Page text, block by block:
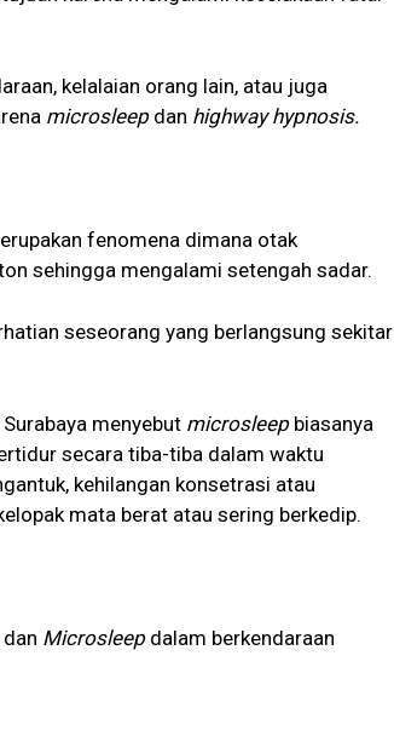
kelalaian orang lain, atau juga
microsleepdan highway hypnosis.
fenomena dimana otak
sehingga mengalami setengah sadar.
seseorang yang berlangsung sekitar
menyebut microsleepbiasanya
secara tiba-tiba dalam waktu
kehilangan konsetrasi atau
mata berat atau sering berkedip.
dan Microsleepdalam berkendaraan